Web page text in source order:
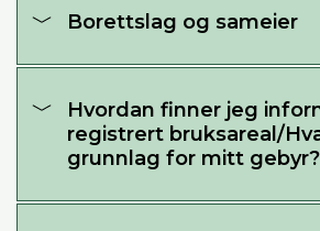
Borettslag og sameier
Hvordan finner jeg
registrert bruksareal/
grunnlag for mitt gebyr?